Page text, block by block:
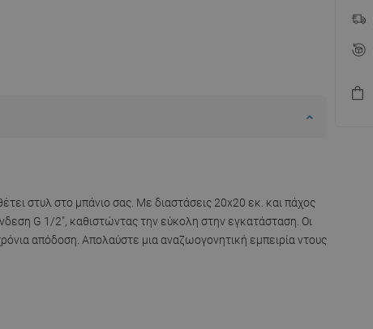
στυλ στο μπάνιο σας. Με διαστάσεις 20x20 εκ. και πάχος
G 1/2", καθιστώντας την εύκολη στην εγκατάσταση. Οι
απόδοση. Απολαύστε μια αναζωογονητική εμπειρία ντους